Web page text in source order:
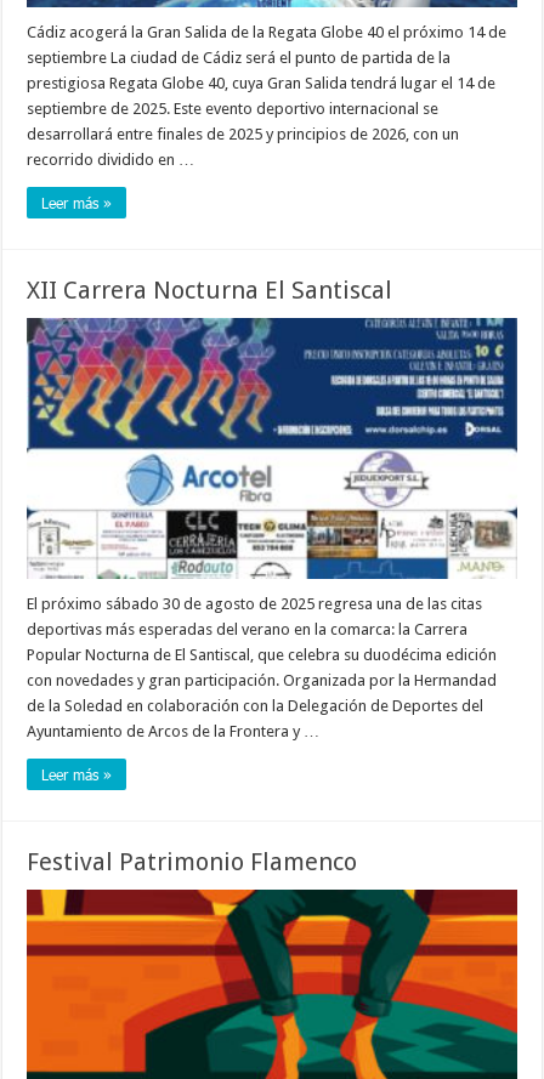
Cádiz acogerá la Gran Salida de la Regata Globe 40 el próximo 14 de
septiembre La ciudad de Cádiz será el punto de partida de la
prestigiosa Regata Globe 40, cuya Gran Salida tendrá lugar el 14 de
septiembre de 2025. Este evento deportivo internacional se
desarrollará entre finales de 2025 y principios de 2026, con un
recorrido dividido en …
Leer más »
XII Carrera Nocturna El Santiscal
El próximo sábado 30 de agosto de 2025 regresa una de las citas
deportivas más esperadas del verano en la comarca: la Carrera
Popular Nocturna de El Santiscal, que celebra su duodécima edición
con novedades y gran participación. Organizada por la Hermandad
de la Soledad en colaboración con la Delegación de Deportes del
Ayuntamiento de Arcos de la Frontera y …
Leer más »
Festival Patrimonio Flamenco